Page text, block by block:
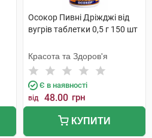
Осокор Пивні Дріжджі від
вугрів таблетки 0,5 г 150 шт
Красота та Здоров'я
Є в наявності
від 48.00 грн
КУПИТИ